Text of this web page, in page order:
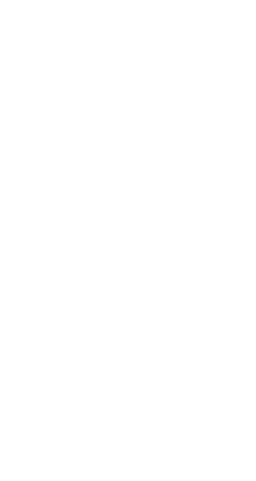
ER BEDRE ENN Å KURERE